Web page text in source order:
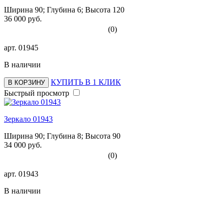
Ширина 90; Глубина 6; Высота 120
36 000 руб.
(0)
арт. 01945
В наличии
В КОРЗИНУ
КУПИТЬ В 1 КЛИК
Быстрый просмотр
Зеркало 01943
Ширина 90; Глубина 8; Высота 90
34 000 руб.
(0)
арт. 01943
В наличии